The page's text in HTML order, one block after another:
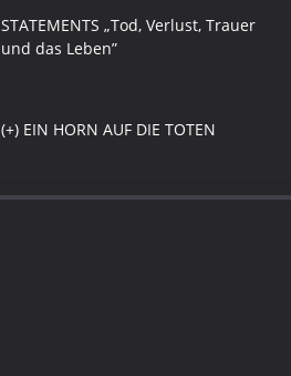
STATEMENTS „Tod, Verlust, Trauer
und das Leben”
(+) EIN HORN AUF DIE TOTEN